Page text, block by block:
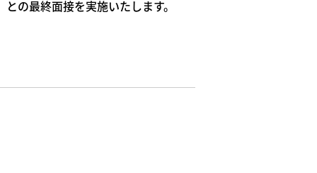
の最終面接を実施いたします。